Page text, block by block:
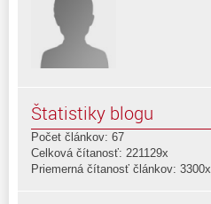
Štatistiky blogu
Počet článkov: 67
Celková čítanosť: 221129x
Priemerná čítanosť článkov: 3300x